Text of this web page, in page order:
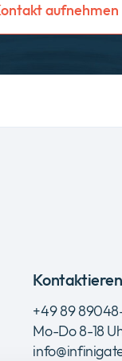
aufnehmen
Kontaktieren
+49 89
Mo-Do 8-18